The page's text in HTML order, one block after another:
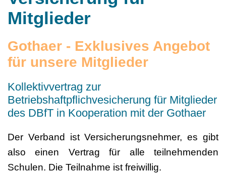
Mitglieder
Gothaer - Exklusives Angebot
für unsere Mitglieder
Kollektivvertrag zur
Betriebshaftpflichvesicherung für Mitglieder
des DBfT in Kooperation mit der Gothaer
Der Verband ist Versicherungsnehmer, es gibt
also einen Vertrag für alle teilnehmenden
Schulen. Die Teilnahme ist freiwillig.